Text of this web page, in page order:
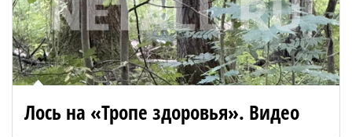
Лось на «Тропе здоровья». Видео